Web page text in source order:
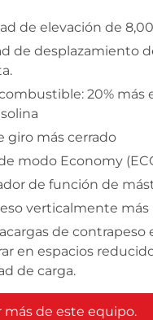
de elevación de
de desplazamiento de
20%
giro más cerrado
modo Economy
de función de
verticalmente más
de contrapeso
en espacios
de carga.
más de este equipo.